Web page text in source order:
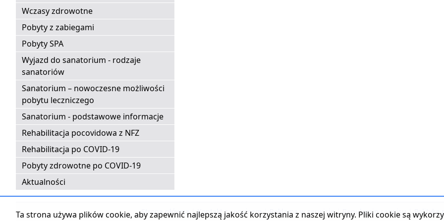
Wczasy zdrowotne
Pobyty z zabiegami
Pobyty SPA
Wyjazd do sanatorium - rodzaje
sanatoriów
Sanatorium – nowoczesne możliwości
pobytu leczniczego
Sanatorium - podstawowe informacje
Rehabilitacja pocovidowa z NFZ
Rehabilitacja po COVID-19
Pobyty zdrowotne po COVID-19
Aktualności
Strona główna | Kontakt z serwisem | Reklama w serwisie | Regulamin serwisu | Polityka
Ta strona używa plików cookie, aby zapewnić najlepszą jakość korzystania z naszej witryny. Pliki cookie są